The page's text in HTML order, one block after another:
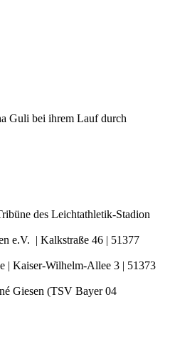
Guli bei ihrem Lauf durch
des Leichtathletik-Stadion
e.V. | Kalkstraße 46 | 51377
| Kaiser-Wilhelm-Allee 3 | 51373
Giesen (TSV Bayer 04